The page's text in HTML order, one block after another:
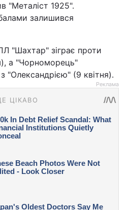
"Металіст 1925".
залишився
"Шахтар" зіграє проти
а "Чорноморець"
"Олександрією" (9 квітня).
Реклама